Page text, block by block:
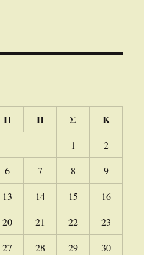
Π Π Σ Κ
1
2
6 7 8
9
13 14 15
16
20 21 22
23
27 28 29
30